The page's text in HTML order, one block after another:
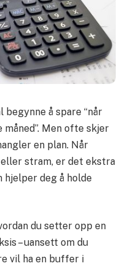
å spare “når
Men ofte skjer
en plan. Når
stram, er det ekstra
deg å holde
du setter opp en
– uansett om du
vil ha en buffer i